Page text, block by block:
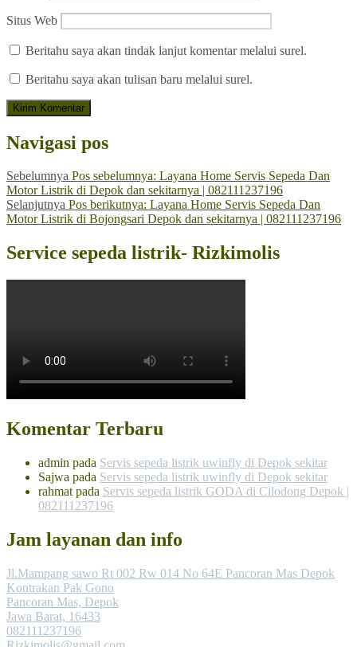
Situs Web
Beritahu saya akan tindak lanjut komentar melalui surel.
Beritahu saya akan tulisan baru melalui surel.
Navigasi pos
Sebelumnya Pos sebelumnya: Layana Home Servis Sepeda Dan
Motor Listrik di Depok dan sekitarnya | 082111237196
Selanjutnya Pos berikutnya: Layana Home Servis Sepeda Dan
Motor Listrik di Bojongsari Depok dan sekitarnya | 082111237196
Service sepeda listrik- Rizkimolis
Komentar Terbaru
admin pada Servis sepeda listrik uwinfly di Depok sekitar
Sajwa pada Servis sepeda listrik uwinfly di Depok sekitar
rahmat pada Servis sepeda listrik GODA di Cilodong Depok |
082111237196
Jam layanan dan info
Jl.Mampang sawo Rt 002 Rw 014 No 64E Pancoran Mas Depok
Kontrakan Pak Gono
Pancoran Mas, Depok
Jawa Barat, 16433
082111237196